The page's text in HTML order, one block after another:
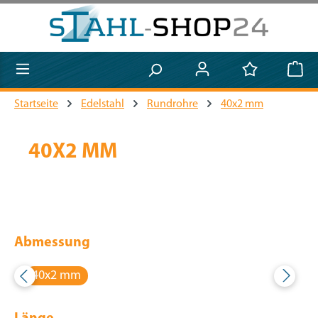
Zum Hauptinhalt springen
Startseite Edelstahl Rundrohre 40x2 mm
40X2 MM
Abmessung
40x2 mm